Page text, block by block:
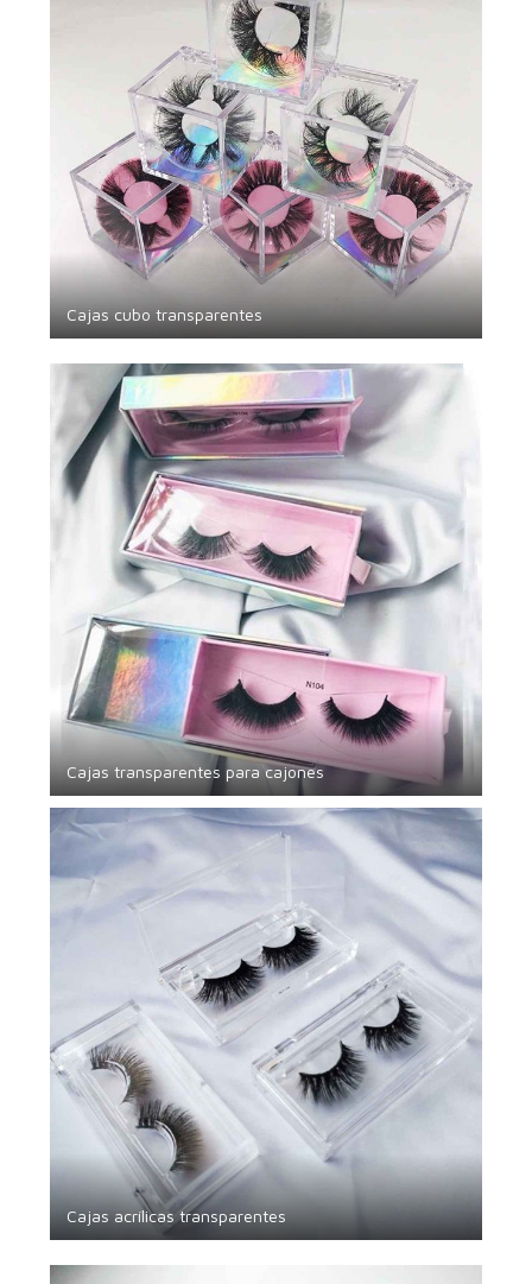
Cajas cubo transparentes
Cajas transparentes para cajones
Cajas acrílicas transparentes